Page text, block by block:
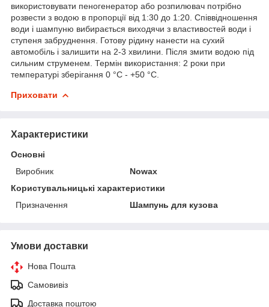
використовувати пеногенератор або розпилювач потрібно
розвести з водою в пропорції від 1:30 до 1:20. Співвідношення
води і шампуню вибирається виходячи з властивостей води і
ступеня забруднення. Готову рідину нанести на сухий
автомобіль і залишити на 2-3 хвилини. Після змити водою під
сильним струменем. Термін використання: 2 роки при
температурі зберігання 0 °С - +50 °С.
Приховати
Характеристики
Основні
Виробник
Nowax
Користувальницькі характеристики
Призначення
Шампунь для кузова
Умови доставки
Нова Пошта
Самовивіз
Доставка поштою